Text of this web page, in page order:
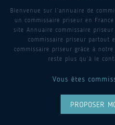
Bienvenue sur l’annuaire de
un commissaire priseur en
site Annuaire commissaire
commissaire priseur partout
commissaire priseur grâce à
reste plus qu’à le
Vous êtes
PROPOSER